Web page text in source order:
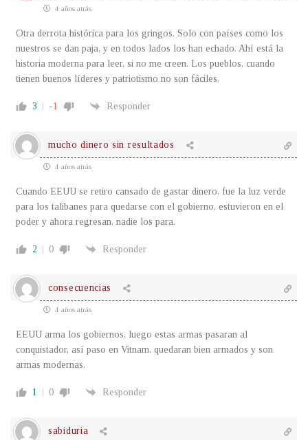
4 años atrás
Otra derrota histórica para los gringos. Solo con países como los
nuestros se dan paja, y en todos lados los han echado. Ahí está la
historia moderna para leer, si no me creen. Los pueblos, cuando
tienen buenos líderes y patriotismo no son fáciles.
3 -1 Responder
mucho dinero sin resultados
4 años atrás
Cuando EEUU se retiro cansado de gastar dinero, fue la luz verde
para los talibanes para quedarse con el gobierno, estuvieron en el
poder y ahora regresan, nadie los para.
2 0 Responder
consecuencias
4 años atrás
EEUU arma los gobiernos, luego estas armas pasaran al
conquistador, así paso en Vitnam. quedaran bien armados y son
armas modernas.
1 0 Responder
sabiduria